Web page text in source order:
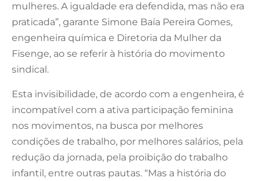
mulheres. A igualdade era defendida, mas não era
praticada”, garante Simone Baía Pereira Gomes,
engenheira química e Diretoria da Mulher da
Fisenge, ao se referir à história do movimento
sindical.
Esta invisibilidade, de acordo com a engenheira, é
incompatível com a ativa participação feminina
nos movimentos, na busca por melhores
condições de trabalho, por melhores salários, pela
redução da jornada, pela proibição do trabalho
infantil, entre outras pautas. “Mas a história do